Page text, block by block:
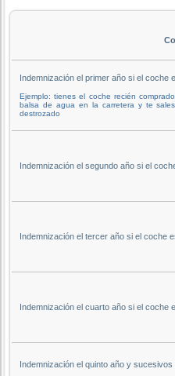
Indemnización el primer año si el coche
Ejemplo: tienes el coche recién
balsa de agua en la carretera y te
destrozado
Indemnización el segundo año si el
Indemnización el tercer año si el coche
Indemnización el cuarto año si el coche
Indemnización el quinto año y